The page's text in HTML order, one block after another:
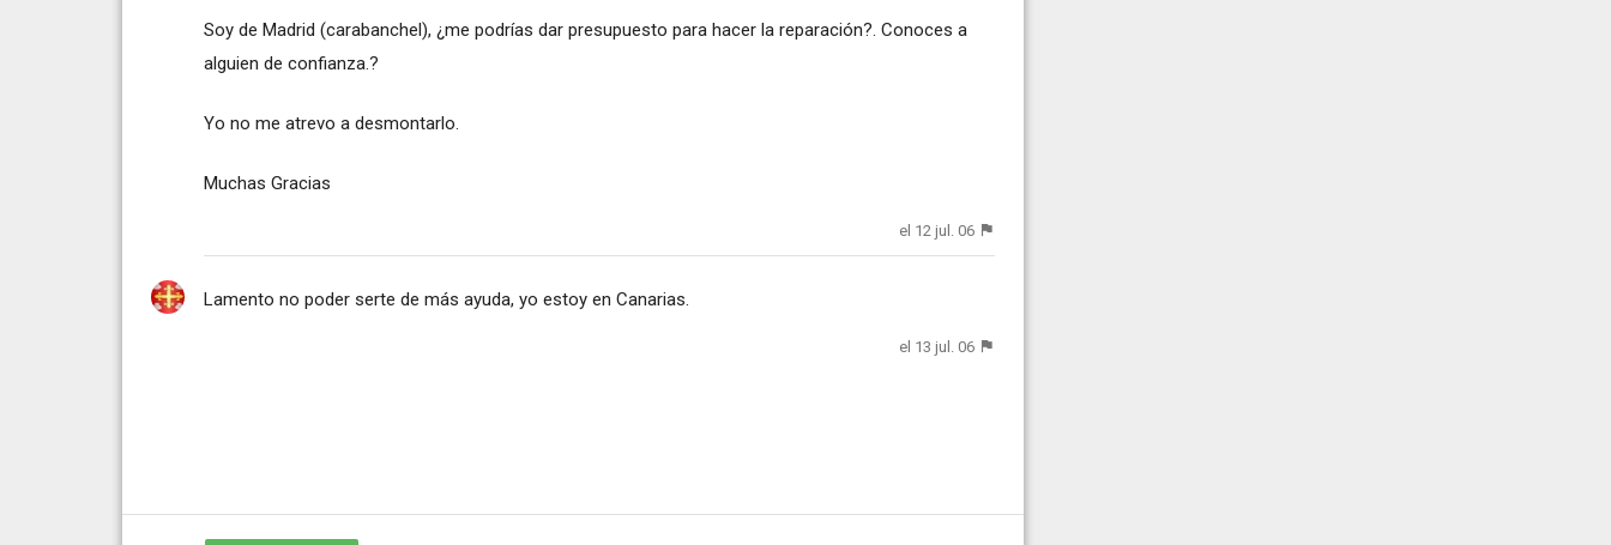
Soy de Madrid (carabanchel), ¿me podrías dar presupuesto para hacer la reparación?. Conoces a
alguien de confianza.?
Yo no me atrevo a desmontarlo.
Muchas Gracias
el 12 jul. 06
Lamento no poder serte de más ayuda, yo estoy en Canarias.
el 13 jul. 06